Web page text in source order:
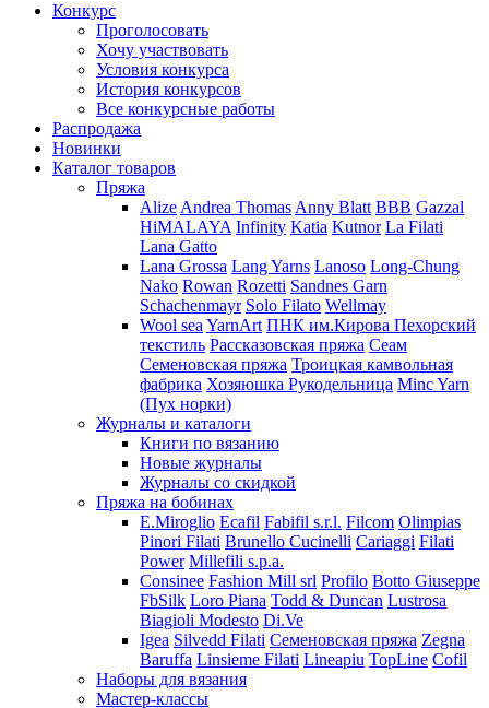
Конкурс
Проголосовать
Хочу участвовать
Условия конкурса
История конкурсов
Все конкурсные работы
Распродажа
Новинки
Каталог товаров
Пряжа
Alize Andrea Thomas Anny Blatt BBB Gazzal
HiMALAYA Infinity Katia Kutnor La Filati
Lana Gatto
Lana Grossa Lang Yarns Lanoso Long-Chung
Nako Rowan Rozetti Sandnes Garn
Schachenmayr Solo Filato Wellmay
Wool sea YarnArt ПНК им.Кирова Пехорский
текстиль Рассказовская пряжа Сеам
Семеновская пряжа Троицкая камвольная
фабрика Хозяюшка Рукодельница Minc Yarn
(Пух норки)
Журналы и каталоги
Книги по вязанию
Новые журналы
Журналы со скидкой
Пряжа на бобинах
E.Miroglio Ecafil Fabifil s.r.l. Filcom Olimpias
Pinori Filati Brunello Cucinelli Cariaggi Filati
Power Millefili s.p.a.
Consinee Fashion Mill srl Profilo Botto Giuseppe
FbSilk Loro Piana Todd & Duncan Lustrosa
Biagioli Modesto Di.Ve
Igea Silvedd Filati Семеновская пряжа Zegna
Baruffa Linsieme Filati Lineapiu TopLine Cofil
Наборы для вязания
Мастер-классы